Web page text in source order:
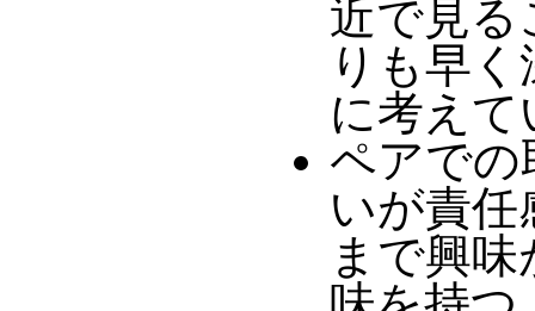
近で見る
りも早
に考え
ペアでの
いが責
まで興